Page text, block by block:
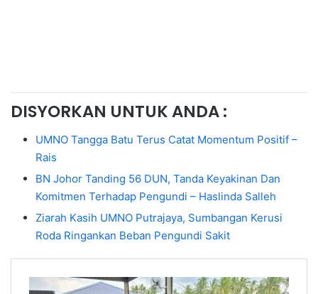
DISYORKAN UNTUK ANDA :
UMNO Tangga Batu Terus Catat Momentum Positif –
Rais
BN Johor Tanding 56 DUN, Tanda Keyakinan Dan
Komitmen Terhadap Pengundi – Haslinda Salleh
Ziarah Kasih UMNO Putrajaya, Sumbangan Kerusi
Roda Ringankan Beban Pengundi Sakit